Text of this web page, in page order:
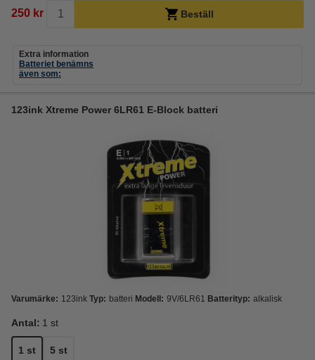
250 kr Beställ
Extra information
Batteriet benämns
även som:
123ink Xtreme Power 6LR61 E-Block batteri
Varumärke: 123ink Typ: batteri Modell: 9V/6LR61 Batterityp: alkalisk
Antal: 1 st
1 st 5 st